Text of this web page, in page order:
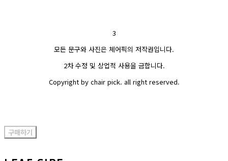
3
모든 문구와 사진은 체어픽의 저작권입니다.
2차 수정 및 상업적 사용을 금합니다.
Copyright by chair pick. all right reserved.
구매하기